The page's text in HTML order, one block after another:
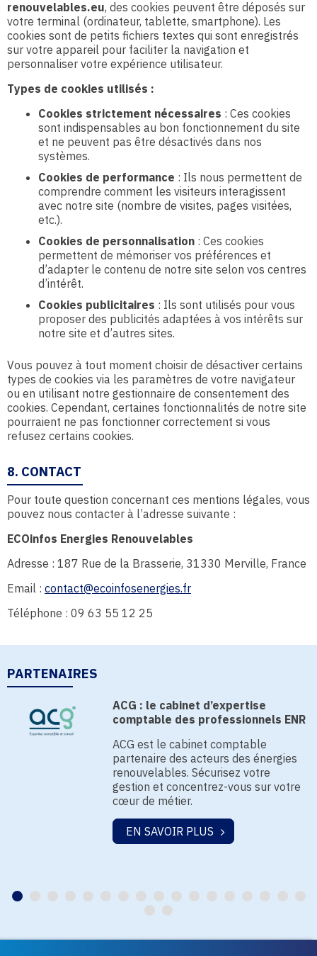
renouvelables.eu, des cookies peuvent être déposés sur
votre terminal (ordinateur, tablette, smartphone). Les
cookies sont de petits fichiers textes qui sont enregistrés
sur votre appareil pour faciliter la navigation et
personnaliser votre expérience utilisateur.
Types de cookies utilisés :
Cookies strictement nécessaires : Ces cookies
sont indispensables au bon fonctionnement du site
et ne peuvent pas être désactivés dans nos
systèmes.
Cookies de performance : Ils nous permettent de
comprendre comment les visiteurs interagissent
avec notre site (nombre de visites, pages visitées,
etc.).
Cookies de personnalisation : Ces cookies
permettent de mémoriser vos préférences et
d’adapter le contenu de notre site selon vos centres
d’intérêt.
Cookies publicitaires : Ils sont utilisés pour vous
proposer des publicités adaptées à vos intérêts sur
notre site et d’autres sites.
Vous pouvez à tout moment choisir de désactiver certains
types de cookies via les paramètres de votre navigateur
ou en utilisant notre gestionnaire de consentement des
cookies. Cependant, certaines fonctionnalités de notre site
pourraient ne pas fonctionner correctement si vous
refusez certains cookies.
8. CONTACT
Pour toute question concernant ces mentions légales, vous
pouvez nous contacter à l’adresse suivante :
ECOinfos Energies Renouvelables
Adresse : 187 Rue de la Brasserie, 31330 Merville, France
Email : contact@ecoinfosenergies.fr
Téléphone : 09 63 55 12 25
PARTENAIRES
ACG : le cabinet d’expertise
comptable des professionnels ENR
ACG est le cabinet comptable
partenaire des acteurs des énergies
renouvelables. Sécurisez votre
gestion et concentrez-vous sur votre
cœur de métier.
EN SAVOIR PLUS